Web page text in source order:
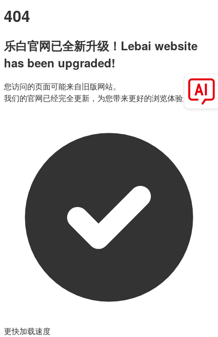
404
乐白官网已全新升级！Lebai website
has been upgraded!
您访问的页面可能来自旧版网站。
我们的官网已经完全更新，为您带来更好的浏览体验。
更快加载速度